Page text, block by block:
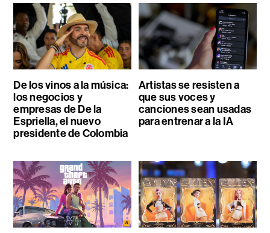
De los vinos a la música:
los negocios y
empresas de De la
Espriella, el nuevo
presidente de Colombia
Artistas se resisten a
que sus voces y
canciones sean usadas
para entrenar a la IA